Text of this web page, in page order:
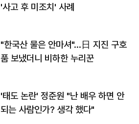
'사고 후 미조치' 사례
"한국산 물은 안마셔"…日 지진 구호
품 보냈더니 비하한 누리꾼
'태도 논란' 정준원 "난 배우 하면 안
되는 사람인가? 생각 했다"